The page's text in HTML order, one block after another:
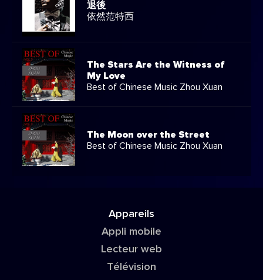
退後
依然范特西
The Stars Are the Witness of
My Love
Best of Chinese Music Zhou Xuan
The Moon over the Street
Best of Chinese Music Zhou Xuan
Appareils
Appli mobile
Lecteur web
Télévision